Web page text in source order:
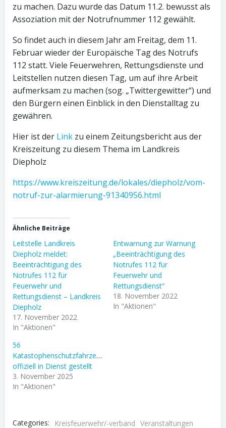
zu machen. Dazu wurde das Datum 11.2. bewusst als
Assoziation mit der Notrufnummer 112 gewählt.
So findet auch in diesem Jahr am Freitag, dem 11.
Februar wieder der Europäische Tag des Notrufs
112 statt. Viele Feuerwehren, Rettungsdienste und
Leitstellen nutzen diesen Tag, um auf ihre Arbeit
aufmerksam zu machen (sog. „Twittergewitter“) und
den Bürgern einen Einblick in den Dienstalltag zu
gewähren.
Hier ist der Link zu einem Zeitungsbericht aus der
Kreiszeitung zu diesem Thema im Landkreis
Diepholz
https://www.kreiszeitung.de/lokales/diepholz/vom-
notruf-zur-alarmierung-91340956.html
Ähnliche Beiträge
Leitstelle Landkreis
Diepholz meldet:
Beeinträchtigung des
Notrufes 112 für
Feuerwehr und
Rettungsdienst – Landkreis
Diepholz
17. November 2022
In "Aktionen"
Entwarnung zur Warnung
„Beeinträchtigung des
Notrufes 112 für
Feuerwehr und
Rettungsdienst“
18. November 2022
In "Aktionen"
56
Katastophenschutzfahrzeuge
offiziell in Dienst gestellt
3. November 2025
In "Aktionen"
Categories: Kreisfeuerwehr/-verband Veranstaltungen